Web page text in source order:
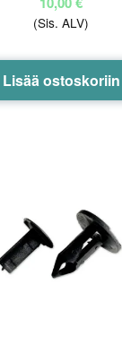
(Sis. ALV)
Lisää ostoskoriin